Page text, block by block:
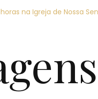
na Igreja de Nossa